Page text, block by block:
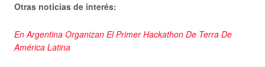
Otras noticias de interés:
En Argentina Organizan El Primer Hackathon De Terra De
América Latina